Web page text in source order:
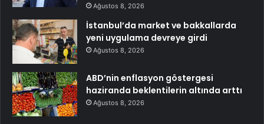
Ağustos 8, 2026
İstanbul’da market ve bakkallarda
yeni uygulama devreye girdi
Ağustos 8, 2026
ABD’nin enflasyon göstergesi
haziranda beklentilerin altında arttı
Ağustos 8, 2026